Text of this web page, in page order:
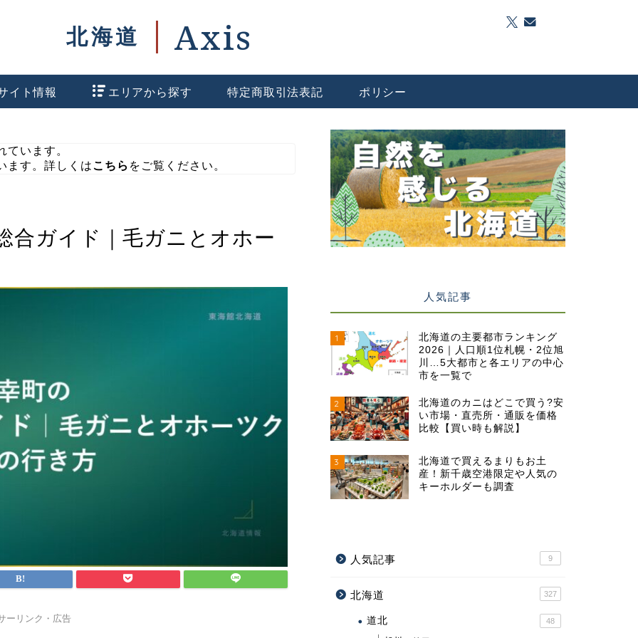
イト情報 エリアから探す 特定商取引法表記 ポリシー
います。
ます。詳しくはこちら をご覧ください。
合ガイド｜毛ガニとオホー
ーリンク・広告
人気記事
1
北海道の主要都市ランキング
2026｜人口順1位札幌・2位旭
川…5大都市と各エリアの中心
市を一覧で
2
北海道のカニはどこで買う?安
い市場・直売所・通販を価格
比較【買い時も解説】
3
北海道で買えるまりもお土
産！新千歳空港限定や人気の
キーホルダーも調査
人気記事 9
北海道 327
道北 48